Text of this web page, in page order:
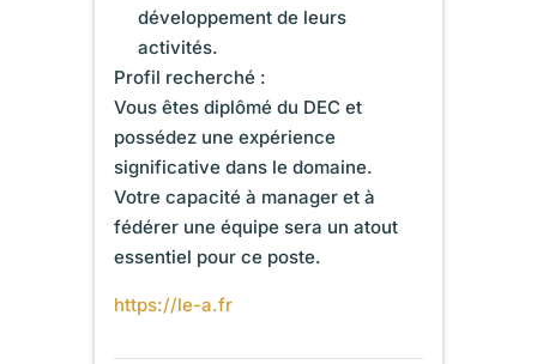
développement de leurs
activités.
Profil recherché :
Vous êtes diplômé du DEC et
possédez une expérience
significative dans le domaine.
Votre capacité à manager et à
fédérer une équipe sera un atout
essentiel pour ce poste.
https://le-a.fr